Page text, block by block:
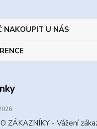
NAKOUPIT U NÁS
ZÁKAZNÍKY - Vážení